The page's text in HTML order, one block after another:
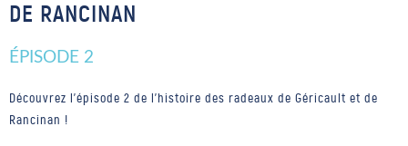
DE RANCINAN
ÉPISODE 2
Découvrez l'épisode 2 de l'histoire des radeaux de Géricault et de
Rancinan !